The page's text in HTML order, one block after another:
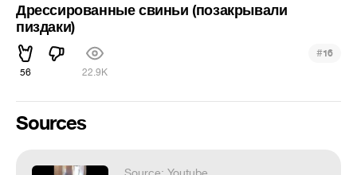
Дрессированные свиньи (позакрывали
пиздаки)
56 22.9K
#16
Sources